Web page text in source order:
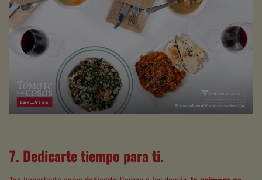
7. Dedicarte tiempo para ti.